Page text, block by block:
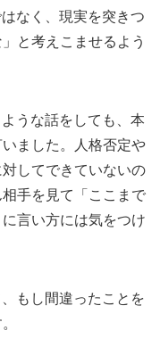
なく、現実を突きつ
と考えこませるよう
うな話をしても、本
ました。人格否定や
してできていないの
手を見て「ここまで
言い方には気をつけ
もし間違ったことを